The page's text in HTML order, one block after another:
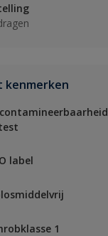
kenmerken
label
1